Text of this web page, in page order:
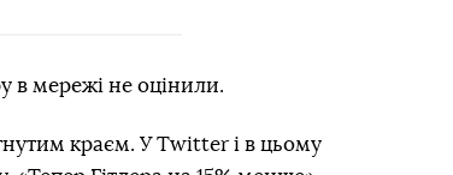
в мережі не оцінили.
краєм. У Twitter і в цьому